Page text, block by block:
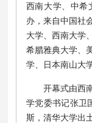
西南大学、中希
办，来自中国社
大学、西南大学
希腊雅典大学、
学、日本南山大
开幕式由西
学党委书记张卫
斯，清华大学出